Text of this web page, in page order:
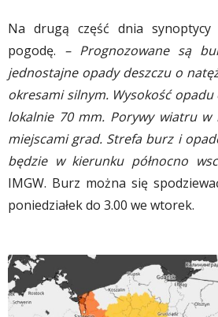
Na drugą część dnia synoptycy
pogodę. – Prognozowane są
jednostajne opady deszczu o
okresami silnym. Wysokość
lokalnie 70 mm. Porywy wiatru
miejscami grad. Strefa burz i
będzie w kierunku północno
IMGW. Burz można się
poniedziałek do 3.00 we wtorek.